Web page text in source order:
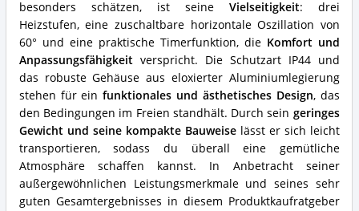
besonders schätzen, ist seine Vielseitigkeit: drei
Heizstufen, eine zuschaltbare horizontale Oszillation von
60° und eine praktische Timerfunktion, die Komfort und
Anpassungsfähigkeitverspricht. Die Schutzart IP44 und
das robuste Gehäuse aus eloxierter Aluminiumlegierung
stehen für einfunktionales und ästhetisches Design, das
den Bedingungen im Freien standhält. Durch sein geringes
Gewicht und seine kompakte Bauweiselässt er sich leicht
transportieren, sodass du überall eine gemütliche
Atmosphäre schaffen kannst. In Anbetracht seiner
außergewöhnlichen Leistungsmerkmale und seines sehr
guten Gesamtergebnisses in diesem Produktkaufratgeber